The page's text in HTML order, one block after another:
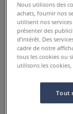
Nous utilisons des
achats, fournir nos
utilisent nos
présenter des
d’intérêt. Des
cadre de notre
tous les cookies ou
utilisons les cookies,
Tout